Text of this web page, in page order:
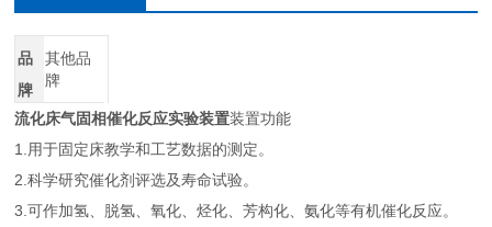
品
牌
其他品
牌
流化床气固相催化反应实验装置装置功能
1.用于固定床教学和工艺数据的测定。
2.科学研究催化剂评选及寿命试验。
3.可作加氢、脱氢、氧化、烃化、芳构化、氨化等有机催化反应。